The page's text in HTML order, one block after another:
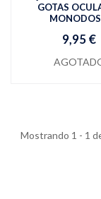
GOTAS
9,95 €
Mostrando 1 - 1